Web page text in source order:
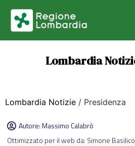
Lombardia
Lombardia Notizie / Presidenza
Autore:Massimo Calabrò
Ottimizzato per il web da: Simone Basilico